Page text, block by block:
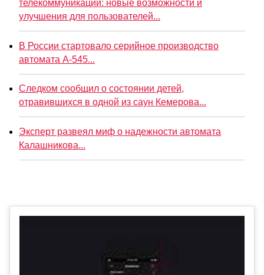
телекоммуникаций: новые возможности и
улучшения для пользователей...
В России стартовало серийное производство
автомата А-545...
Следком сообщил о состоянии детей,
отравившихся в одной из саун Кемерова...
Эксперт развеял миф о надежности автомата
Калашникова...